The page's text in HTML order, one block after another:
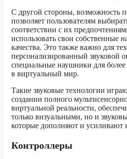
С другой стороны, возможность
позволяет пользователям
соответствии с их
использовать свои собственные
качества. Это также важно для
персонализированный звуковой
специальные наушники для
в виртуальный мир.
Такие звуковые технологии
создании полного
виртуальной реальности,
только визуальными, но и
которые дополняют и усиливают
Контроллеры